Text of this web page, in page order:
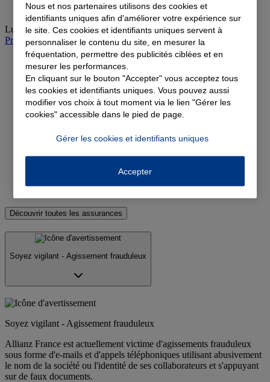
Lundi: Fermé
Prendre rendez-vous à l'agence
Devis assurance auto
Devis assurance habitation
Devis assurance moto et scooter
Découvrir toutes les assurances
Soyez vigilant - Agissement frauduleux
Soyez vigilant - Agissement frauduleux
Allianz France est actuellement victime d'agissements frauduleux
sous forme d'e-mails et d'appels téléphoniques utilisant abusivement
le nom de la société ou l'identité de ses collaborateurs et s'appuyant
sur de faux documents.
Nous et nos partenaires utilisons des cookies et
identifiants uniques afin d'améliorer votre expérience sur
le site. Ces cookies et identifiants uniques servent à
personnaliser le contenu du site, en mesurer la
fréquentation, permettre des publicités ciblées et en
mesurer les performances.
En cliquant sur le bouton "Accepter" vous acceptez tous
les cookies et identifiants uniques. Vous pouvez aussi
modifier vos choix à tout moment via le lien "Gérer les
cookies" accessible dans le pied de page.
Gérer les cookies et identifiants uniques
Accepter